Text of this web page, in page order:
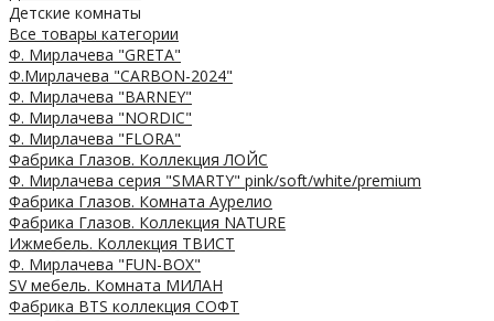
Детские комнаты
Все товары категории
Ф. Мирлачева "GRETA"
Ф.Мирлачева "CARBON-2024"
Ф. Мирлачева "BARNEY"
Ф. Мирлачева "NORDIC"
Ф. Мирлачева "FLORA"
Фабрика Глазов. Коллекция ЛОЙС
Ф. Мирлачева серия "SMARTY" pink/soft/white/premium
Фабрика Глазов. Комната Аурелио
Фабрика Глазов. Коллекция NATURE
Ижмебель. Коллекция ТВИСТ
Ф. Мирлачева "FUN-BOX"
SV мебель. Комната МИЛАН
Фабрика BTS коллекция СОФТ